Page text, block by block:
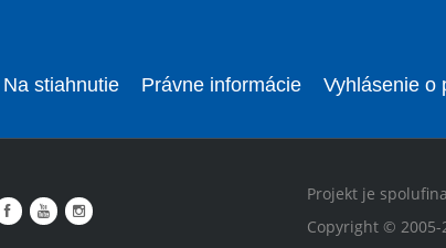
Na stiahnutie Právne informácie Vyhlásenie o
Projekt je
Copyright © 2005-